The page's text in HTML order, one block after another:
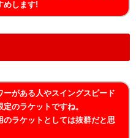
めします!
ーがある人やスイングスピード
定のラケットですね。
のラケットとしては抜群だと思